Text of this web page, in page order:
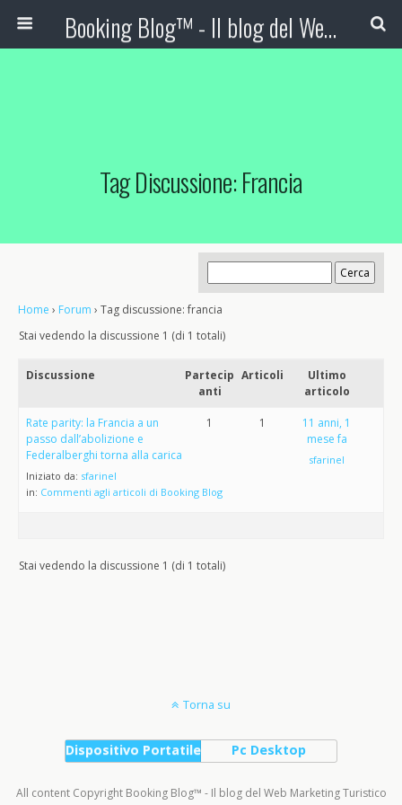
Booking Blog™ - Il blog del Web Marketing Turistico
Tag Discussione: Francia
Home › Forum › Tag discussione: francia
Stai vedendo la discussione 1 (di 1 totali)
Discussione
Partecip
anti
Articoli
Ultimo
articolo
Rate parity: la Francia a un
passo dall’abolizione e
Federalberghi torna alla carica
Iniziato da: sfarinel
in: Commenti agli articoli di Booking Blog
1 1
11 anni, 1
mese fa
sfarinel
Stai vedendo la discussione 1 (di 1 totali)
Torna su
Dispositivo Portatile Pc Desktop
All content Copyright Booking Blog™ - Il blog del Web Marketing Turistico